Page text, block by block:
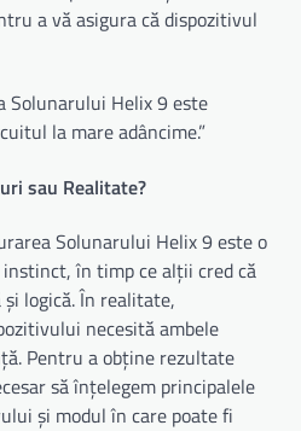
a vă asigura că dispozitivul
Solunarului Helix 9 este
la mare adâncime.”
sau Realitate?
Solunarului Helix 9 este o
în timp ce alții cred că
logică. În realitate,
necesită ambele
Pentru a obține rezultate
să înțelegem principalele
și modul în care poate fi